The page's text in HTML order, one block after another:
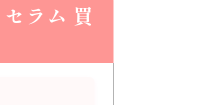
ラム 買